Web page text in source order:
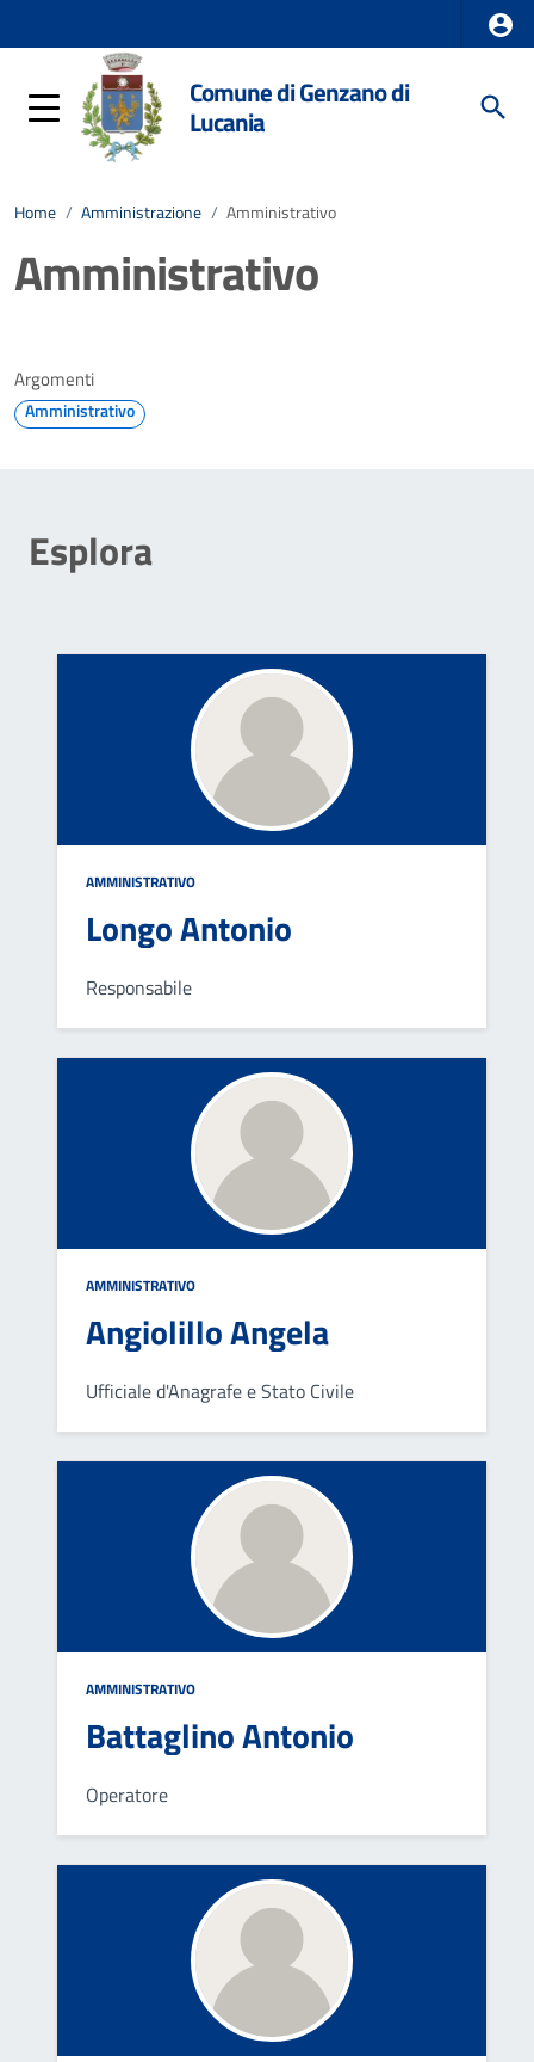
Comune di Genzano di
Lucania
Home / Amministrazione / Amministrativo
Amministrativo
Argomenti
Amministrativo
Esplora
AMMINISTRATIVO
Longo Antonio
Responsabile
AMMINISTRATIVO
Angiolillo Angela
Ufficiale d'Anagrafe e Stato Civile
AMMINISTRATIVO
Battaglino Antonio
Operatore